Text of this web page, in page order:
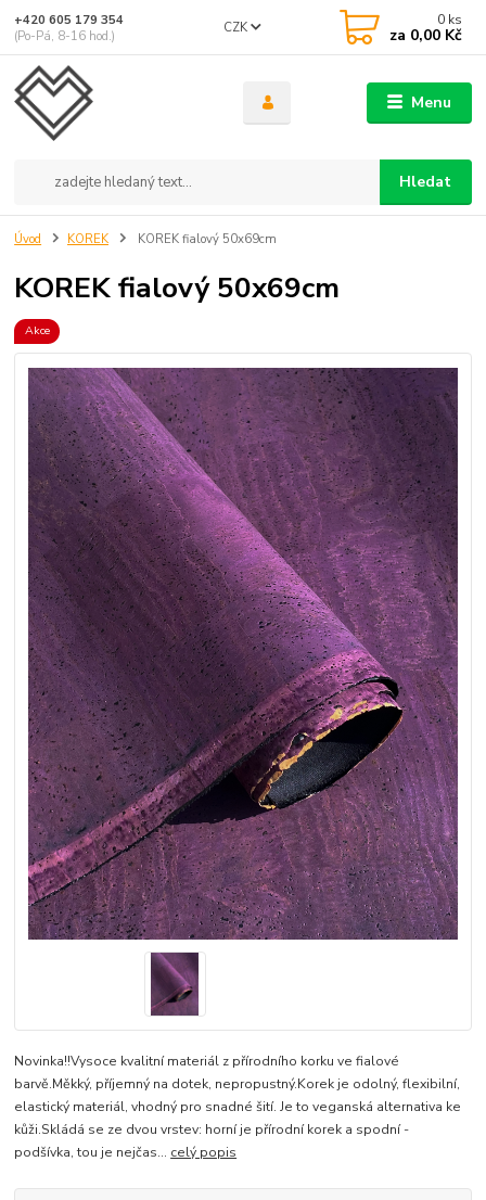
Menu
CZK
Hledat
+420 605 179 354
(Po-Pá, 8-16 hod.)
0 ks
za 0,00 Kč
Úvod KOREK KOREK fialový 50x69cm
KOREK fialový 50x69cm
Akce
Novinka!!Vysoce kvalitní materiál z přírodního korku ve fialové
barvě.Měkký, příjemný na dotek, nepropustný.Korek je odolný, flexibilní,
elastický materiál, vhodný pro snadné šití. Je to veganská alternativa ke
kůži.Skládá se ze dvou vrstev: horní je přírodní korek a spodní -
podšívka, tou je nejčas... celý popis